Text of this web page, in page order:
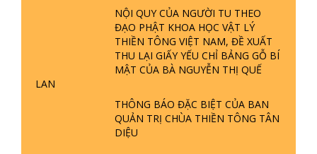
NỘI QUY CỦA NGƯỜI TU THEO
ĐẠO PHẬT KHOA HỌC VẬT LÝ
THIỀN TÔNG VIỆT NAM, ĐỀ XUẤT
THU LẠI GIẤY YẾU CHỈ BẢNG GỖ BÍ
MẬT CỦA BÀ NGUYỄN THỊ QUẾ
LAN
THÔNG BÁO ĐẶC BIỆT CỦA BAN
QUẢN TRỊ CHÙA THIỀN TÔNG TÂN
DIỆU
TĂNG? | TTTD
GIẢI ĐÁP THIỀN TÔNG ĐẶC BIỆT P22
- TẠI SAO TRÁI ĐẤT NHIỀU THIÊN TAI
- LŨ LỤT - HỎA HOẠN | TTTD
GIẢI ĐÁP THIỀN TÔNG ĐẶC BIỆT P21
- TẠI SAO ĐỨC PHẬT BƯỚC ĐI 7
BƯỚC TRÊN HOA SEN ? | TTTD